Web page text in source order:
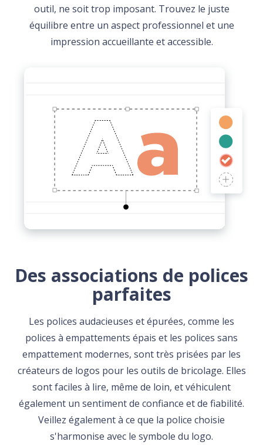
outil, ne soit trop imposant. Trouvez le juste
équilibre entre un aspect professionnel et une
impression accueillante et accessible.
Des associations de polices
parfaites
Les polices audacieuses et épurées, comme les
polices à empattements épais et les polices sans
empattement modernes, sont très prisées par les
créateurs de logos pour les outils de bricolage. Elles
sont faciles à lire, même de loin, et véhiculent
également un sentiment de confiance et de fiabilité.
Veillez également à ce que la police choisie
s'harmonise avec le symbole du logo.